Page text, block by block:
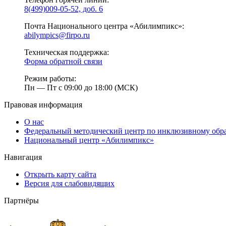
8(499)009-05-52, доб. 6
Почта Национального центра «Абилимпикс»:
abilympics@firpo.ru
Техническая поддержка:
Форма обратной связи
Режим работы:
Пн — Пт с 09:00 до 18:00 (МСК)
Правовая информация
О нас
Федеральный методический центр по инклюзивному
Национальный центр «Абилимпикс»
Навигация
Открыть карту сайта
Версия для слабовидящих
Партнёры